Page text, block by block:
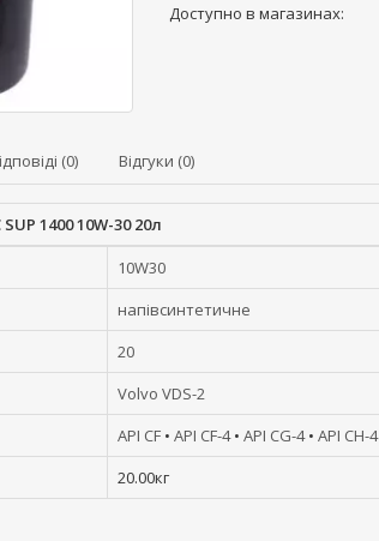
Доступно в магазинах:
(0) Відгуки (0)
1400 10W-30 20л
10W30
напівсинтетичне
20
Volvo VDS-2
API CF • API CF-4• API CG-4• API CH-4
20.00кг